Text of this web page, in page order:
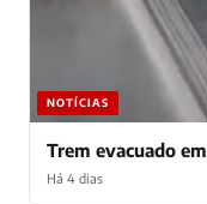
NOTÍCIAS
Trem evacuado
Há 4 dias